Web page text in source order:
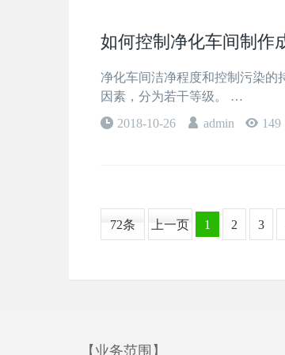
如何控制净化车间制作
净化车间洁净程度和控制污染的
因素，分为若干等级。 …
2018-10-26
admin 149
72条 上一页 1 2 3
【业务范围】